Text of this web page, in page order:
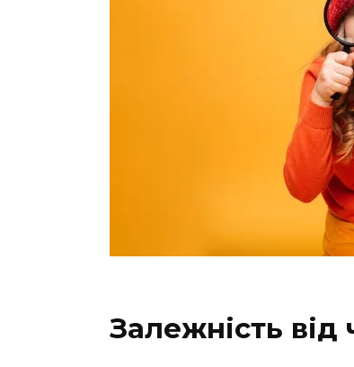
Залежність від